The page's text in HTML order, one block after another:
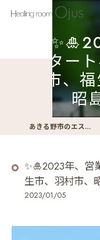
ター
市、
昭
あきる野市のエステサロンならHealing room Ojus
✨🎍2023年、
生市、羽村市、
2023/01/05